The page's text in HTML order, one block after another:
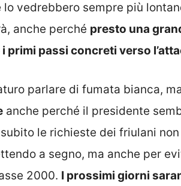
vedrebbero sempre più
anche perché presto una
primi passi concreti verso
parlare di fumata bianca,
anche perché il presidente
le richieste dei friulani
a segno, ma anche per
2000. I prossimi giorni